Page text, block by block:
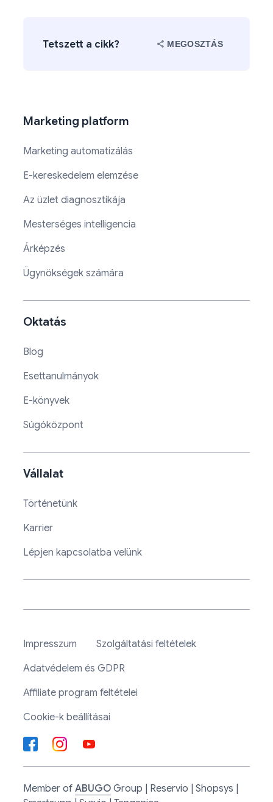
Tetszett a cikk? MEGOSZTÁS
Marketing platform
Marketing automatizálás
E-kereskedelem elemzése
Az üzlet diagnosztikája
Mesterséges intelligencia
Árképzés
Ügynökségek számára
Oktatás
Blog
Esettanulmányok
E-könyvek
Súgóközpont
Vállalat
Történetünk
Karrier
Lépjen kapcsolatba velünk
Impresszum
Szolgáltatási feltételek
Adatvédelem és GDPR
Affiliate program feltételei
Cookie-k beállításai
Member of ABUGO Group | Reservio | Shopsys |